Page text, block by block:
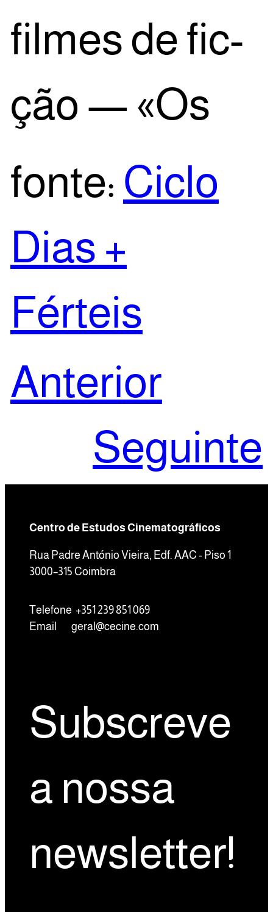
fil­mes de fic­
ção — «Os
fon­te: Ciclo
Dias +
Férteis
Anterior
Seguinte
Centro de Estudos Cinematográficos
Rua Padre António Vieira, Edf. AAC - Piso 1
3000–315 Coimbra
Telefone +351 239 851 069
Email geral@cecine.com
Subscreve
a nossa
newsletter!